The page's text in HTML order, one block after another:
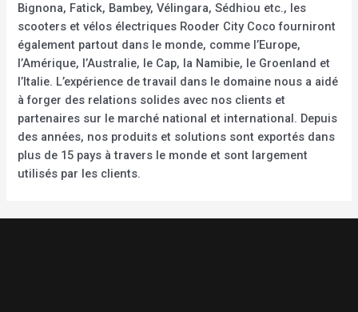
Bignona, Fatick, Bambey, Vélingara, Sédhiou etc., les
scooters et vélos électriques Rooder City Coco fourniront
également partout dans le monde, comme l’Europe,
l’Amérique, l’Australie, le Cap, la Namibie, le Groenland et
l’Italie. L’expérience de travail dans le domaine nous a aidé
à forger des relations solides avec nos clients et
partenaires sur le marché national et international. Depuis
des années, nos produits et solutions sont exportés dans
plus de 15 pays à travers le monde et sont largement
utilisés par les clients.